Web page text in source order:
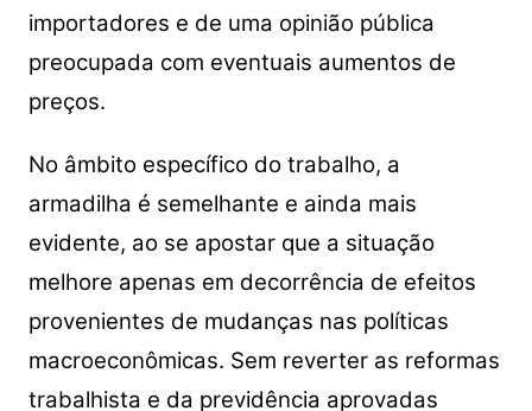
importadores e de uma opinião pública
preocupada com eventuais aumentos de
preços.
No âmbito específico do trabalho, a
armadilha é semelhante e ainda mais
evidente, ao se apostar que a situação
melhore apenas em decorrência de efeitos
provenientes de mudanças nas políticas
macroeconômicas. Sem reverter as reformas
trabalhista e da previdência aprovadas